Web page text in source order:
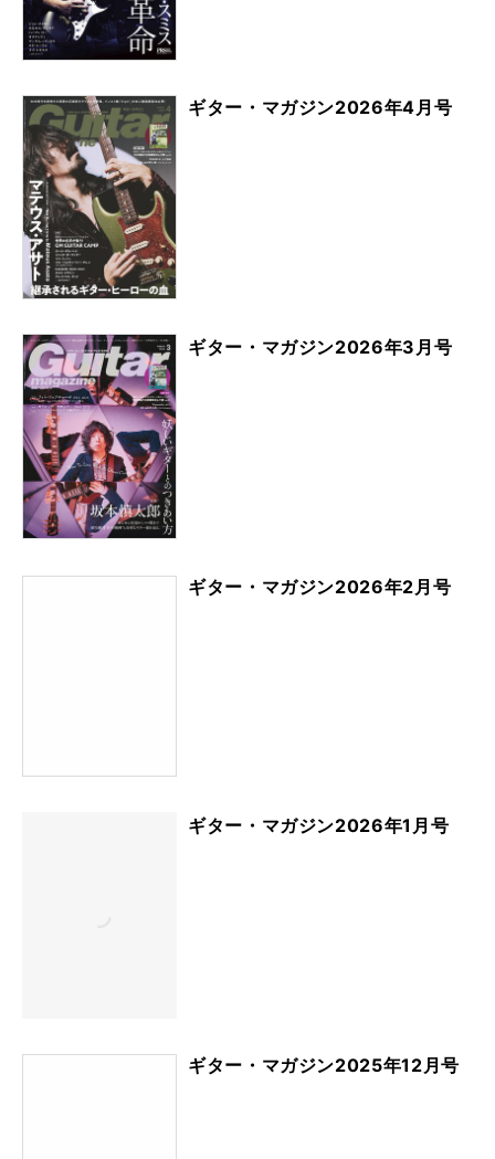
ギター・マガジン2026年4月号
ギター・マガジン2026年3月号
ギター・マガジン2026年2月号
ギター・マガジン2026年1月号
ギター・マガジン2025年12月号